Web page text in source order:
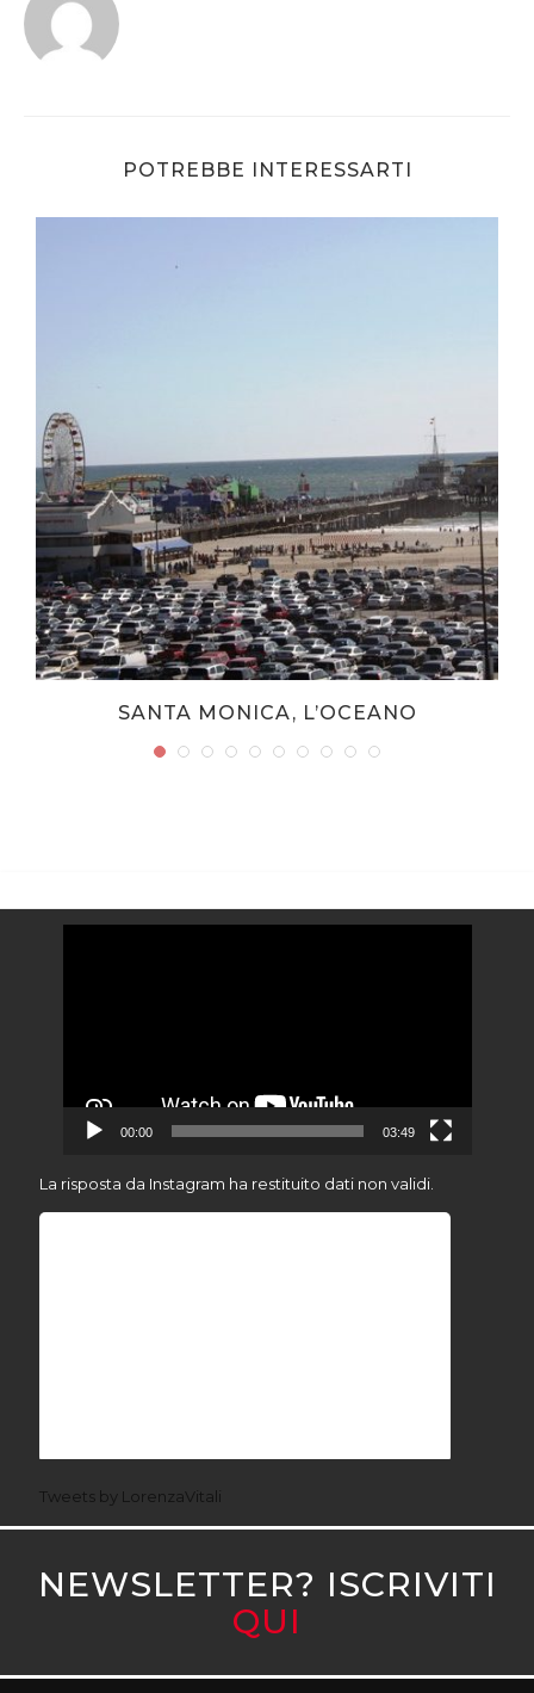
POTREBBE INTERESSARTI
SANTA MONICA, L’OCEANO
00:00 03:49
La risposta da Instagram ha restituito dati non validi.
Tweets by LorenzaVitali
NEWSLETTER? ISCRIVITI
QUI